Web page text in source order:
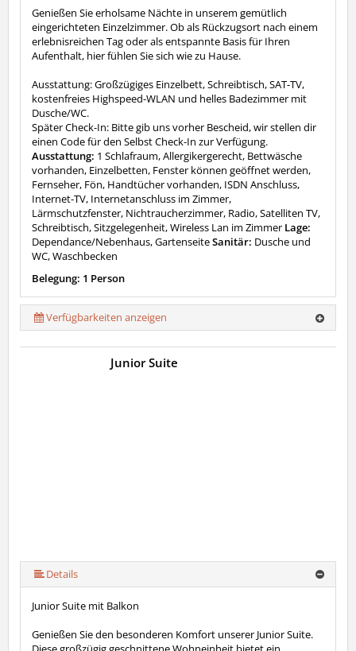
Genießen Sie erholsame Nächte in unserem gemütlich
eingerichteten Einzelzimmer. Ob als Rückzugsort nach einem
erlebnisreichen Tag oder als entspannte Basis für Ihren
Aufenthalt, hier fühlen Sie sich wie zu Hause.
Ausstattung: Großzügiges Einzelbett, Schreibtisch, SAT-TV,
kostenfreies Highspeed-WLAN und helles Badezimmer mit
Dusche/WC.
Später Check-In: Bitte gib uns vorher Bescheid, wir stellen dir
einen Code für den Selbst Check-In zur Verfügung.
Ausstattung: 1 Schlafraum, Allergikergerecht, Bettwäsche
vorhanden, Einzelbetten, Fenster können geöffnet werden,
Fernseher, Fön, Handtücher vorhanden, ISDN Anschluss,
Internet-TV, Internetanschluss im Zimmer,
Lärmschutzfenster, Nichtraucherzimmer, Radio, Satelliten TV,
Schreibtisch, Sitzgelegenheit, Wireless Lan im Zimmer Lage:
Dependance/Nebenhaus, GartenseiteSanitär: Dusche und
WC, Waschbecken
Belegung: 1 Person
Verfügbarkeiten anzeigen
Junior Suite
Details
Junior Suite mit Balkon
Genießen Sie den besonderen Komfort unserer Junior Suite.